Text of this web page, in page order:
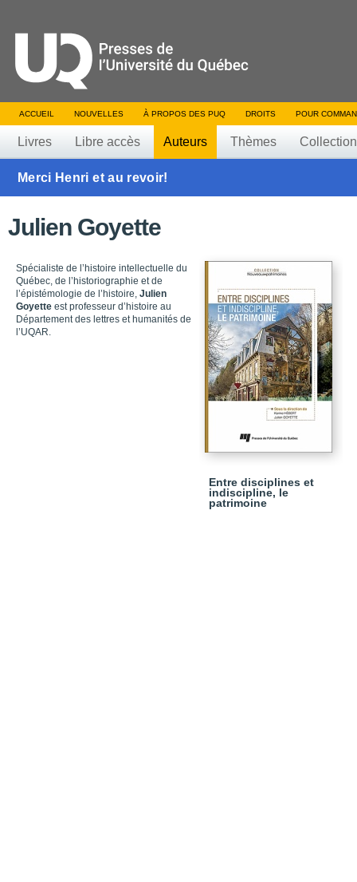
ACCUEIL NOUVELLES À PROPOS DES PUQ DROITS POUR
Livres Libre accès Auteurs Thèmes
Merci Henri et au revoir!
Julien Goyette
Spécialiste de l’histoire intellectuelle du
Québec, de l’historiographie et de
l’épistémologie de l’histoire, Julien
Goyette est professeur d’histoire au
Département des lettres et humanités de
l’UQAR.
Entre disciplines et
indiscipline, le
patrimoine